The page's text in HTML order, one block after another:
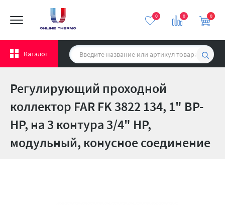
0 0
Каталог
0
Регулирующий проходной
коллектор FAR FK 3822 134, 1" ВР-
НР, на 3 контура 3/4" НР,
модульный, конусное соединение